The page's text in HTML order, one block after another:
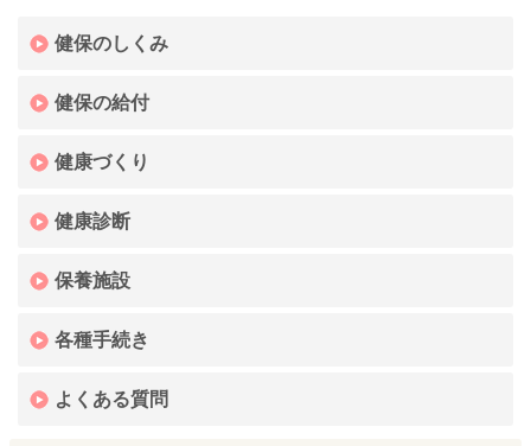
健保のしくみ
健保の給付
健康づくり
健康診断
保養施設
各種手続き
よくある質問